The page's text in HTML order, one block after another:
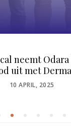
neemt Odara
uit met
POSTED
10 APRIL, 2025